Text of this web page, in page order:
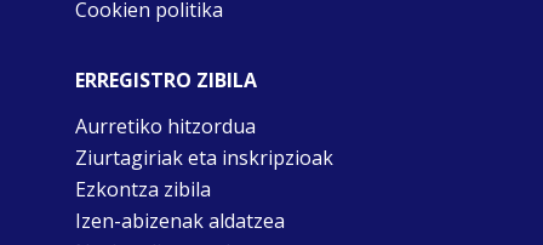
Cookien politika
ERREGISTRO ZIBILA
Aurretiko hitzordua
Ziurtagiriak eta inskripzioak
Ezkontza zibila
Izen-abizenak aldatzea